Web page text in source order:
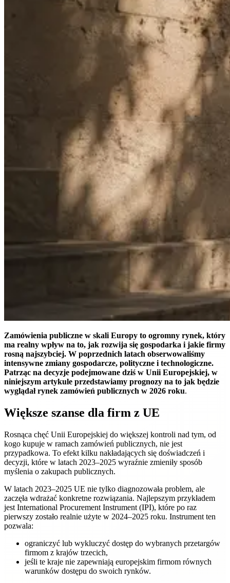
Zamówienia publiczne w skali Europy to ogromny rynek, który
ma realny wpływ na to, jak rozwija się gospodarka i jakie firmy
rosną najszybciej. W poprzednich latach obserwowaliśmy
intensywne zmiany gospodarcze, polityczne i technologiczne.
Patrząc na decyzje podejmowane dziś w Unii Europejskiej, w
niniejszym artykule przedstawiamy prognozy na to jak będzie
wyglądał rynek zamówień publicznych w 2026 roku.
Większe szanse dla firm z UE
Rosnąca chęć Unii Europejskiej do większej kontroli nad tym, od
kogo kupuje w ramach zamówień publicznych, nie jest
przypadkowa. To efekt kilku nakładających się doświadczeń i
decyzji, które w latach 2023–2025 wyraźnie zmieniły sposób
myślenia o zakupach publicznych.
W latach 2023–2025 UE nie tylko diagnozowała problem, ale
zaczęła wdrażać konkretne rozwiązania. Najlepszym przykładem
jest International Procurement Instrument (IPI), które po raz
pierwszy zostało realnie użyte w 2024–2025 roku. Instrument ten
pozwala:
ograniczyć lub wykluczyć dostęp do wybranych przetargów
firmom z krajów trzecich,
jeśli te kraje nie zapewniają europejskim firmom równych
warunków dostępu do swoich rynków.